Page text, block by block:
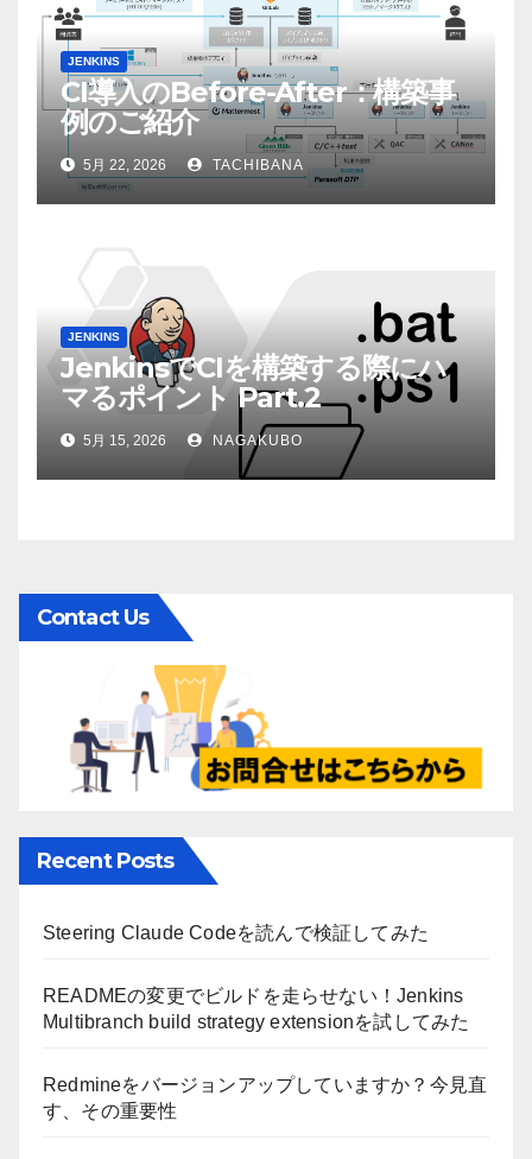
JENKINS
CI導入のBefore-After：構築事
例のご紹介
5月 22, 2026 TACHIBANA
JENKINS
JenkinsでCIを構築する際にハ
マるポイント Part.2
5月 15, 2026 NAGAKUBO
Contact Us
Recent Posts
Steering Claude Codeを読んで検証してみた
READMEの変更でビルドを走らせない！Jenkins
Multibranch build strategy extensionを試してみた
Redmineをバージョンアップしていますか？今見直
す、その重要性